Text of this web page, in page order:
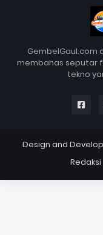
GembelGaul.com
membahas seputar
tekno
Design and
Redaksi